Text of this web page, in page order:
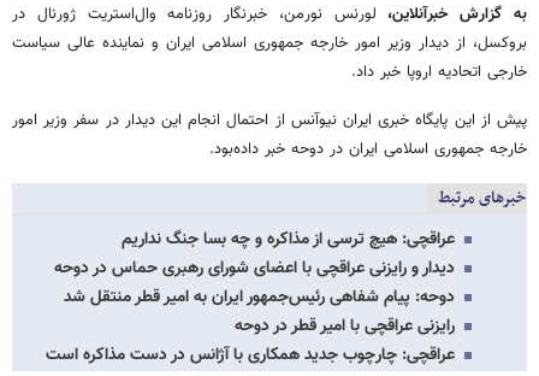
به گزارش خبرآنلاین، لورنس نورمن، خبرنگار روزنامه وال‌استریت ژورنال در
بروکسل، از دیدار وزیر امور خارجه جمهوری اسلامی ایران و نماینده عالی سیاست
خارجی اتحادیه اروپا خبر داد.
پیش از این پایگاه خبری ایران نیوآنس از احتمال انجام این دیدار در سفر وزیر امور
خارجه جمهوری اسلامی ایران در دوحه خبر داده‌بود.
خبرهای مرتبط
عراقچی: هیچ ترسی از مذاکره و چه بسا جنگ نداریم
دیدار و رایزنی عراقچی با اعضای شورای رهبری حماس در دوحه
دوحه: پیام شفاهی رئیس‌جمهور ایران به امیر قطر منتقل شد
رایزنی عراقچی با امیر قطر در دوحه
عراقچی: چارچوب جدید همکاری با آژانس در دست مذاکره است